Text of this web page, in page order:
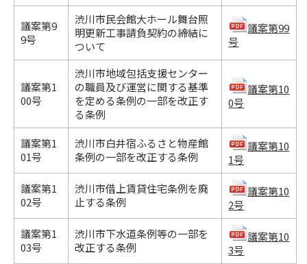
議案第9
9号
渋川市民会館大ホール舞台照
明更新工事請負契約の締結に
ついて
議案第99
号
議案第1
00号
渋川市地域包括支援センター
の職員及び運営に関する基準
を定める条例の一部を改正す
る条例
議案第10
0号
議案第1
01号
渋川市白井宿ふるさと物産館
条例の一部を改正する条例
議案第10
1号
議案第1
02号
渋川市借上賃貸住宅条例を廃
止する条例
議案第10
2号
議案第1
03号
渋川市下水道条例等の一部を
改正する条例
議案第10
3号